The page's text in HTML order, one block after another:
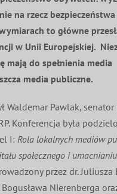
na rzecz
to główne
w Unii Europejskiej.
mają do spełnienia media
media publiczne.
Waldemar Pawlak, senator
Konferencja była
I: Rola lokalnych mediów
społecznego i umacnianiu
przez dr. Juliusza
Bogusława Nierenberga